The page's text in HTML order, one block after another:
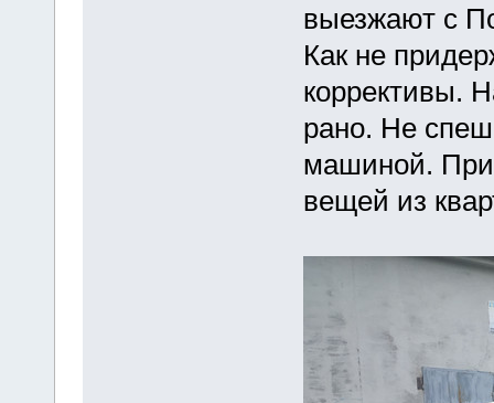
выезжают с
Как не
коррективы.
рано. Не
машиной.
вещей из